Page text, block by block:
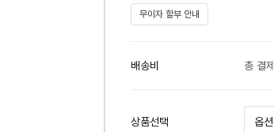
무이자 할부 안내
배송비 총 결
상품선택